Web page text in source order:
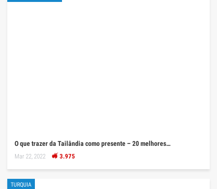
O que trazer da Tailândia como presente – 20 melhores…
Mar 22, 2022 3.975
TURQUIA